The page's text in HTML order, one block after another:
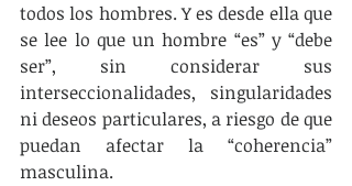
todos los hombres. Y es desde ella que
se lee lo que un hombre “es” y “debe
ser”, sin considerar sus
interseccionalidades, singularidades
ni deseos particulares, a riesgo de que
puedan afectar la “coherencia”
masculina.